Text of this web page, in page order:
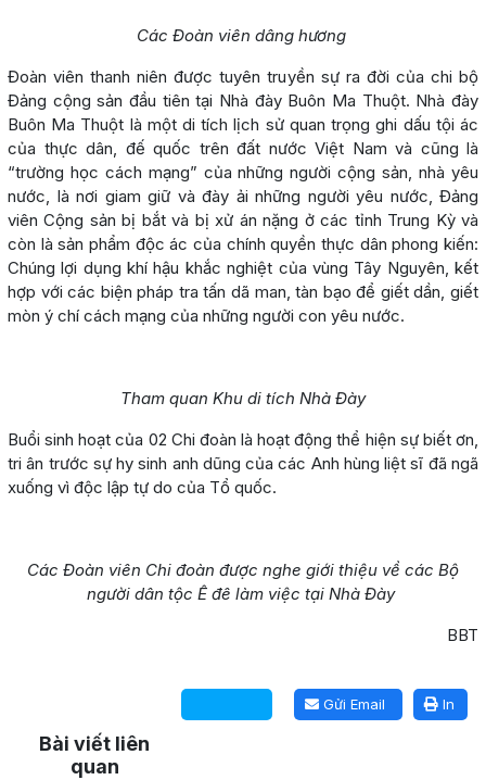
Các Đoàn viên dâng hương
Đoàn viên thanh niên được tuyên truyền sự ra đời của chi bộ
Đảng cộng sản đầu tiên tại Nhà đày Buôn Ma Thuột. Nhà đày
Buôn Ma Thuột là một di tích lịch sử quan trọng ghi dấu tội ác
của thực dân, đế quốc trên đất nước Việt Nam và cũng là
“trường học cách mạng” của những người cộng sản, nhà yêu
nước, là nơi giam giữ và đày ải những người yêu nước, Đảng
viên Cộng sản bị bắt và bị xử án nặng ở các tỉnh Trung Kỳ và
còn là sản phẩm độc ác của chính quyền thực dân phong kiến:
Chúng lợi dụng khí hậu khắc nghiệt của vùng Tây Nguyên, kết
hợp với các biện pháp tra tấn dã man, tàn bạo để giết dần, giết
mòn ý chí cách mạng của những người con yêu nước.
Tham quan Khu di tích Nhà Đày
Buổi sinh hoạt của 02 Chi đoàn là hoạt động thể hiện sự biết ơn,
tri ân trước sự hy sinh anh dũng của các Anh hùng liệt sĩ đã ngã
xuống vì độc lập tự do của Tổ quốc.
Các Đoàn viên Chi đoàn được nghe giới thiệu về các Bộ
người dân tộc Ê đê làm việc tại Nhà Đày
BBT
In
Gửi Email
Bài viết liên
quan